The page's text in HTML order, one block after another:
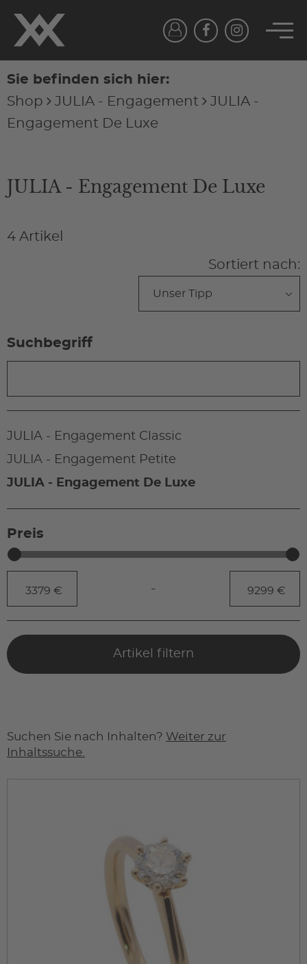
Sie befinden sich hier:
Shop
JULIA - Engagement
JULIA -
Engagement De Luxe
JULIA - Engagement De Luxe
4 Artikel
Sortiert nach:
Suchbegriff
JULIA - Engagement Classic
JULIA - Engagement Petite
JULIA - Engagement De Luxe
Preis
-
Artikel filtern
Suchen Sie nach Inhalten? Weiter zur
Inhaltssuche.